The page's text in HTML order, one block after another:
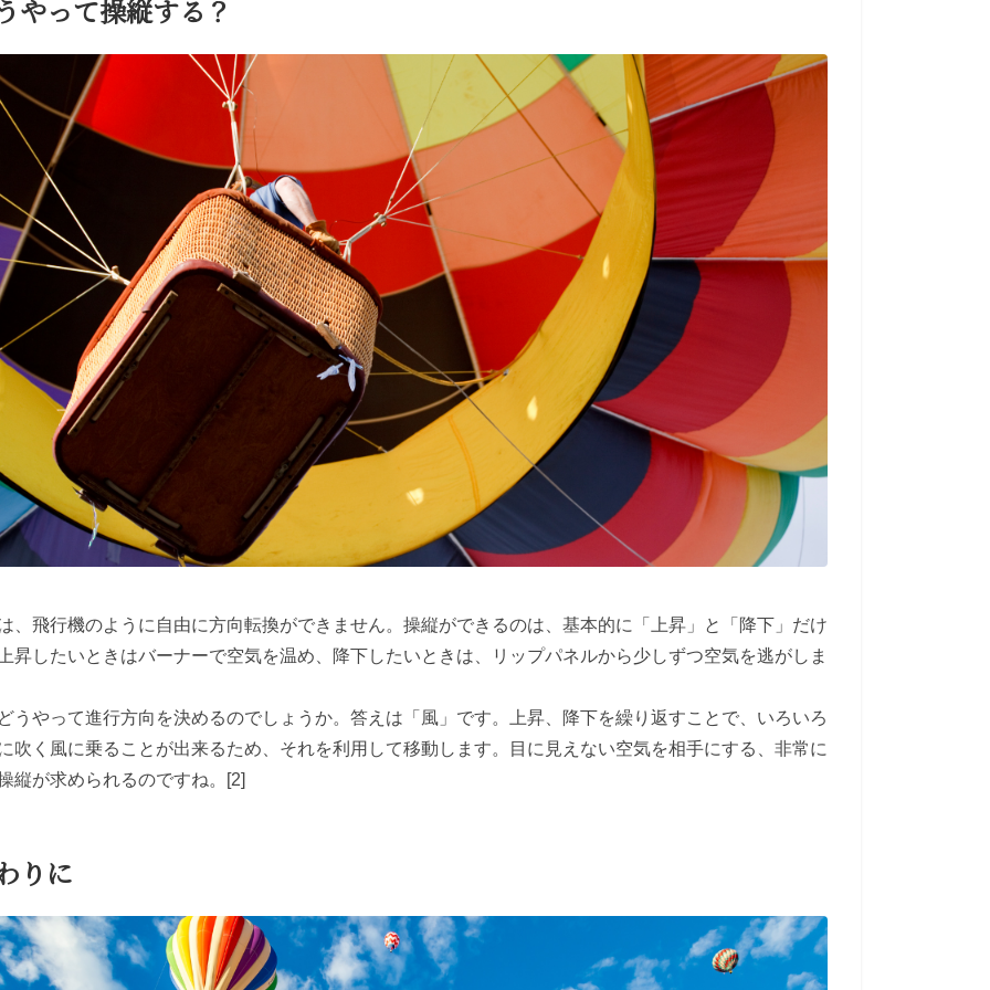
やって操縦する？
、飛行機のように自由に方向転換ができません。操縦ができるのは、基本的に「上昇」と「降下」だけ
昇したいときはバーナーで空気を温め、降下したいときは、リップパネルから少しずつ空気を逃がしま
うやって進行方向を決めるのでしょうか。答えは「風」です。上昇、降下を繰り返すことで、いろいろ
吹く風に乗ることが出来るため、それを利用して移動します。目に見えない空気を相手にする、非常に
縦が求められるのですね。
[2]
りに